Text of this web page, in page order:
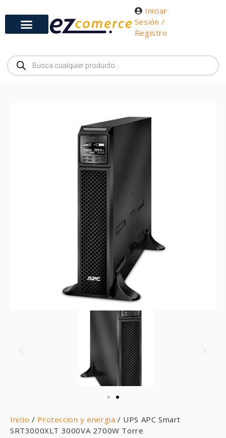
Iniciar
Sesión /
Registro
Inicio / Proteccion y energia / UPS APC Smart
SRT3000XLT 3000VA 2700W Torre